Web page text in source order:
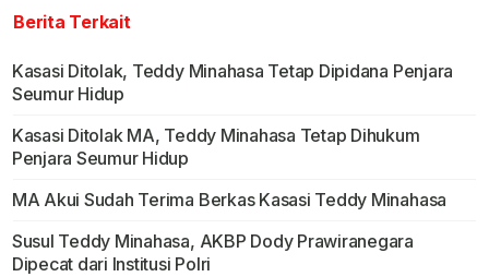
Berita Terkait
Kasasi Ditolak, Teddy Minahasa Tetap Dipidana Penjara
Seumur Hidup
Kasasi Ditolak MA, Teddy Minahasa Tetap Dihukum
Penjara Seumur Hidup
MA Akui Sudah Terima Berkas Kasasi Teddy Minahasa
Susul Teddy Minahasa, AKBP Dody Prawiranegara
Dipecat dari Institusi Polri